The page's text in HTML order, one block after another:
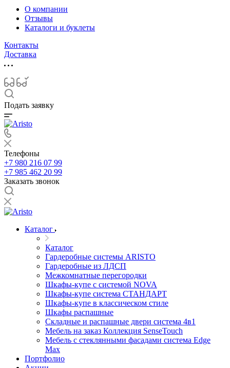
О компании
Отзывы
Каталоги и буклеты
Контакты
Доставка
Подать заявку
Телефоны
+7 980 216 07 99
+7 985 462 20 99
Заказать звонок
Каталог
Каталог
Гардеробные системы ARISTO
Гардеробные из ЛДСП
Межкомнатные перегородки
Шкафы-купе с системой NOVA
Шкафы-купе система СТАНДАРТ
Шкафы-купе в классическом стиле
Шкафы распашные
Складные и распашные двери система 4в1
Мебель на заказ Коллекция SenseTouch
Мебель с стеклянными фасадами система Edge
Max
Портфолио